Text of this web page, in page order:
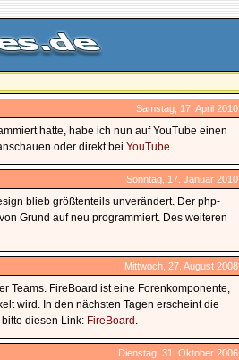
Samstag, 17. April 2010
hatte, habe ich nun auf YouTube einen
oder direkt bei YouTube.
Sonntag, 17. Januar 2010
blieb größtenteils unverändert. Der php-
Grund auf neu programmiert. Des weiteren
Mittwoch, 27. August 2008
Teams. FireBoard ist eine Forenkomponente,
wird. In den nächsten Tagen erscheint die
diesen Link: FireBoard .
Dienstag, 31. Oktober 2006